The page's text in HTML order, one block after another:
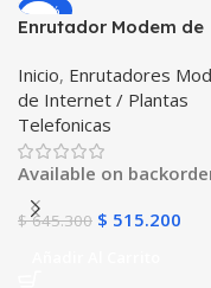
COLOR Negro, Rosa
PULSO ADICIONAL
Goma , Metalizado
-20%
Enrutador Modem de
Libre Todo Operador
LTE SIMCARD
Inicio, Enrutadores
de Internet / Plantas
Telefonicas
Available on
$645.300 $ 515.200